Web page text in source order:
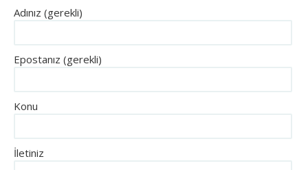
Adınız (gerekli)
Epostanız (gerekli)
Konu
İletiniz